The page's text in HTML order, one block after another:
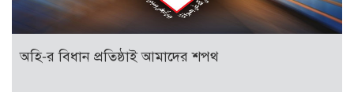
অহি-র বিধান প্রতিষ্ঠাই আমাদের শপথ